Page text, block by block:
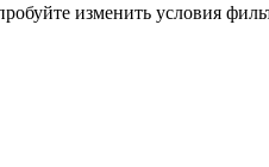
изменить условия